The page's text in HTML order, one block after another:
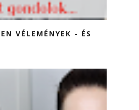
VÉLEMÉNYEK - ÉS